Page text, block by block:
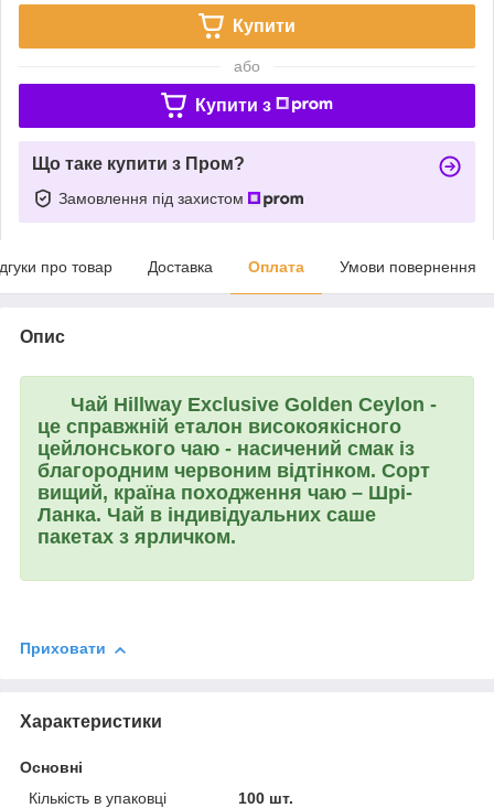
Купити
або
Купити з
Що таке купити з Пром?
Замовлення під захистом
про товар Доставка Оплата Умови повернення
Опис
Чай Hillway Exclusive Golden Ceylon -
це справжній еталон високоякісного
цейлонського чаю - насичений смак із
благородним червоним відтінком. Сорт
вищий, країна походження чаю – Шрі-
Ланка. Чай в індивідуальних саше
пакетах з ярличком.
Приховати
Характеристики
Основні
Кількість в упаковці
100 шт.